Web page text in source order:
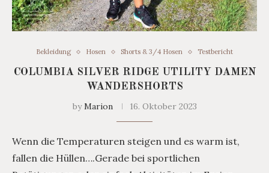
Bekleidung Hosen Shorts & 3/4 Hosen Testbericht
COLUMBIA SILVER RIDGE UTILITY DAMEN
WANDERSHORTS
byMarion 16. Oktober 2023
Wenn die Temperaturen steigen und es warm ist,
fallen die Hüllen….Gerade bei sportlichen